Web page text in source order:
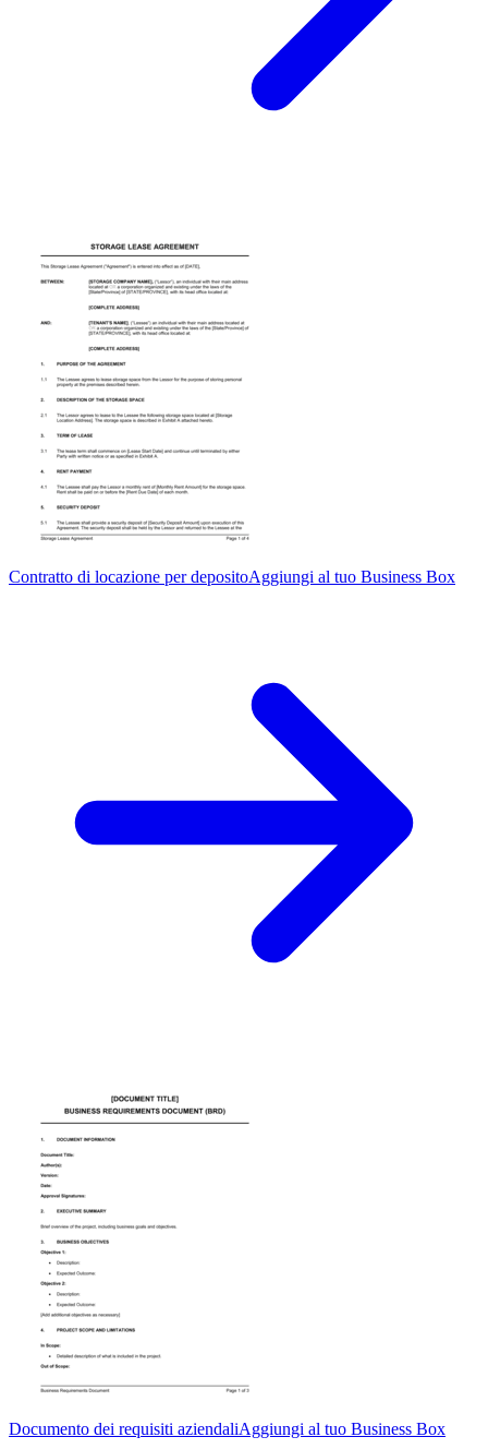
Contratto di locazione per depositoAggiungi al tuo Business Box
Documento dei requisiti aziendaliAggiungi al tuo Business Box